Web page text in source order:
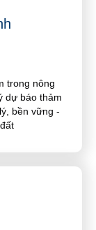
trong nông
dự báo thảm
bền vững -